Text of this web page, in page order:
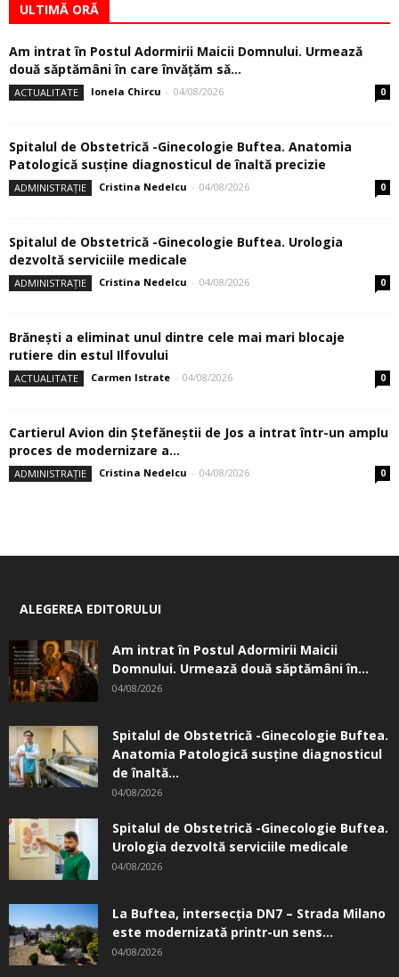
ULTIMĂ ORĂ
Am intrat în Postul Adormirii Maicii Domnului. Urmează
două săptămâni în care învăţăm să...
ACTUALITATE Ionela Chircu - 04/08/2026 0
Spitalul de Obstetrică -Ginecologie Buftea. Anatomia
Patologică susţine diagnosticul de înaltă precizie
ADMINISTRAȚIE Cristina Nedelcu - 04/08/2026 0
Spitalul de Obstetrică -Ginecologie Buftea. Urologia
dezvoltă serviciile medicale
ADMINISTRAȚIE Cristina Nedelcu - 04/08/2026 0
Brănești a eliminat unul dintre cele mai mari blocaje
rutiere din estul Ilfovului
ACTUALITATE Carmen Istrate - 04/08/2026 0
Cartierul Avion din Ştefăneştii de Jos a intrat într-un amplu
proces de modernizare a...
ADMINISTRAȚIE Cristina Nedelcu - 04/08/2026 0
ALEGEREA EDITORULUI
Am intrat în Postul Adormirii Maicii
Domnului. Urmează două săptămâni în...
04/08/2026
Spitalul de Obstetrică -Ginecologie Buftea.
Anatomia Patologică susţine diagnosticul
de înaltă...
04/08/2026
Spitalul de Obstetrică -Ginecologie Buftea.
Urologia dezvoltă serviciile medicale
04/08/2026
La Buftea, intersecţia DN7 – Strada Milano
este modernizată printr-un sens...
04/08/2026